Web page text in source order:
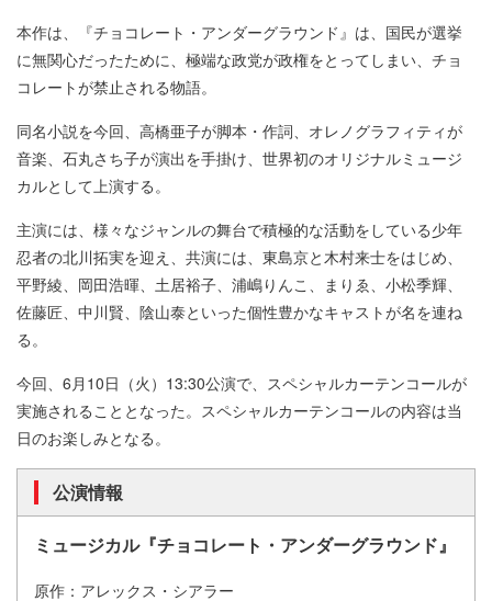
本作は、『チョコレート・アンダーグラウンド』は、国民が選挙
に無関心だったために、極端な政党が政権をとってしまい、チョ
コレートが禁止される物語。
同名小説を今回、高橋亜子が脚本・作詞、オレノグラフィティが
音楽、石丸さち子が演出を手掛け、世界初のオリジナルミュージ
カルとして上演する。
主演には、様々なジャンルの舞台で積極的な活動をしている少年
忍者の北川拓実を迎え、共演には、東島京と木村来士をはじめ、
平野綾、岡田浩暉、土居裕子、浦嶋りんこ、まりゑ、小松季輝、
佐藤匠、中川賢、陰山泰といった個性豊かなキャストが名を連ね
る。
今回、6月10日（火）13:30公演で、スペシャルカーテンコールが
実施されることとなった。スペシャルカーテンコールの内容は当
日のお楽しみとなる。
公演情報
ミュージカル『チョコレート・アンダーグラウンド』
原作：アレックス・シアラー